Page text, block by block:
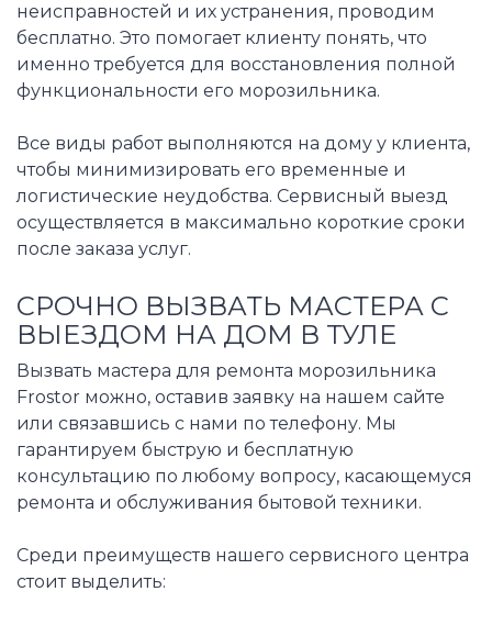
неисправностей и их устранения, проводим
бесплатно. Это помогает клиенту понять, что
именно требуется для восстановления полной
функциональности его морозильника.
Все виды работ выполняются на дому у клиента,
чтобы минимизировать его временные и
логистические неудобства. Сервисный выезд
осуществляется в максимально короткие сроки
после заказа услуг.
СРОЧНО ВЫЗВАТЬ МАСТЕРА С
ВЫЕЗДОМ НА ДОМ В ТУЛЕ
Вызвать мастера для ремонта морозильника
Frostor можно, оставив заявку на нашем сайте
или связавшись с нами по телефону. Мы
гарантируем быструю и бесплатную
консультацию по любому вопросу, касающемуся
ремонта и обслуживания бытовой техники.
Среди преимуществ нашего сервисного центра
стоит выделить: